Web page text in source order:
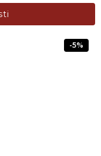
lahko izberete na
-5%